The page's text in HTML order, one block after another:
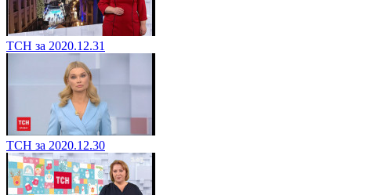
ТСН за 2020.12.31
ТСН за 2020.12.30